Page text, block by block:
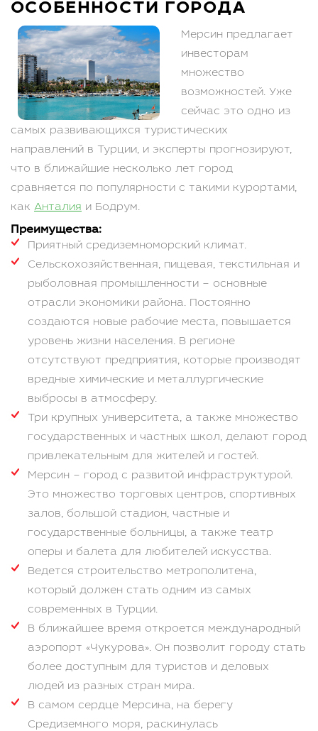
ОСОБЕННОСТИ ГОРОДА
Мерсин предлагает
инвесторам
множество
возможностей. Уже
сейчас это одно из
самых развивающихся туристических
направлений в Турции, и эксперты прогнозируют,
что в ближайшие несколько лет город
сравняется по популярности с такими курортами,
как Анталия и Бодрум.
Преимущества:
Приятный средиземноморский климат.
Сельскохозяйственная, пищевая, текстильная и
рыболовная промышленности – основные
отрасли экономики района. Постоянно
создаются новые рабочие места, повышается
уровень жизни населения. В регионе
отсутствуют предприятия, которые производят
вредные химические и металлургические
выбросы в атмосферу.
Три крупных университета, а также множество
государственных и частных школ, делают город
привлекательным для жителей и гостей.
Мерсин – город с развитой инфраструктурой.
Это множество торговых центров, спортивных
залов, большой стадион, частные и
государственные больницы, а также театр
оперы и балета для любителей искусства.
Ведется строительство метрополитена,
который должен стать одним из самых
современных в Турции.
В ближайшее время откроется международный
аэропорт «Чукурова». Он позволит городу стать
более доступным для туристов и деловых
людей из разных стран мира.
В самом сердце Мерсина, на берегу
Средиземного моря, раскинулась